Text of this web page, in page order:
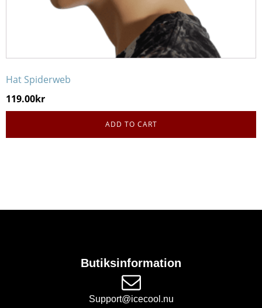
Hat Spiderweb
119.00kr
ADD TO CART
Butiksinformation
Support@icecool.nu